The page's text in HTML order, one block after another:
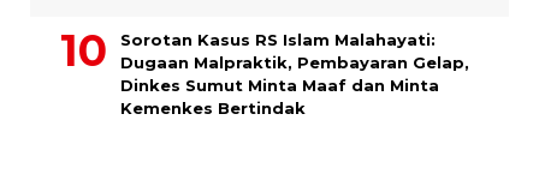
Sorotan Kasus RS Islam Malahayati:
Dugaan Malpraktik, Pembayaran Gelap,
Dinkes Sumut Minta Maaf dan Minta
Kemenkes Bertindak